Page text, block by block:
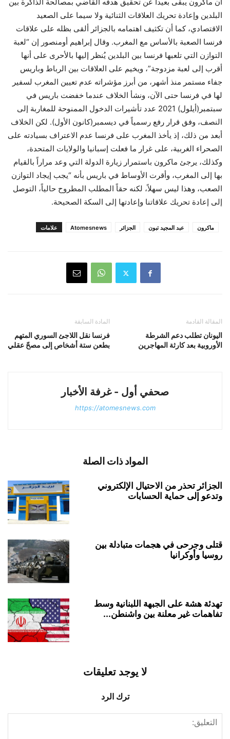
البلدين وإعادة تحريك العلاقات الثنائية ولا سيما على الصعيد
الاقتصادي، كما أن تكثيف اهتمامه بالجزائر ألقى بظله على علاقات
فرنسا الصعبة بالأساس مع المغرب. وقال إبراهيم أومنصور إن “لعبة
التوازن التي تلعبها فرنسا بين البلدين يُنظر إليها بالأحرى على أنها
أقرب إلى لعبة مزدوجة”، ويخيم على العلاقات بين الرباط وباريس
جفاء مستمر منذ أشهر، من أبرز مؤشراته عدم تعيين المغرب لسفير
لها في فرنسا حتى الآن، ونشأ الخلاف عندما خفضت باريس في
سبتمبر(أيلول) 2021 عدد تأشيرات الدخول الممنوحة للمغاربة إلى
النصف، وفق قرار رفع رسمياً في ديسمبر(كانون الأول). لكن الخلاف
أبعد من ذلك، إذ يأخذ المغرب على فرنسا عدم الاعتراف بسيادته على
الصحراء الغربية، على غرار ما فعلت إسبانيا والولايات المتحدة،
وكذلك، يرجئ ماكرون باستمرار زيارة الدولة التي وعد مراراً بالقيام
بها إلى المغرب، وأقرت الأوساط في باريس بأنه “يجب إيجاد التوازن
الصعب، وهذا ليس سهلاً، لكنه حقاً المطلب المطروح حالياً، التوصل
إلى إعادة تحريك علاقاتنا وإعادتها إلى السكة الصحيحة.
علامات Atomesnews الجزائر عبد المجيد تبون ماكرون
المادة السابقة
فرنسا نقل اللاجئ السوري المتهم
بطعن ستة أشخاص إلى مصحّ عقلي
المقالة القادمة
اليونان تطلب دعم الشرطة
الأوروبية بعد كارثة المهاجرين
صحفي أول - غرفة الأخبار
https://atomesnews.com
المواد ذات الصلة
الجزائر تحذر من الاحتيال الإلكتروني
وتدعو إلى حماية الحسابات
قتلى وجرحى في هجمات متبادلة بين
روسيا وأوكرانيا
تهدئة هشة على الجبهة اللبنانية وسط
تفاهمات غير معلنة بين واشنطن...
لا يوجد تعليقات
ترك الرد